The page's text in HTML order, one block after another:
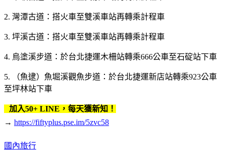
2. 灣潭古道：搭火車至雙溪車站再轉乘計程車
3. 坪溪古道：搭火車至雙溪車站再轉乘計程車
4. 烏塗溪步道：於台北捷運木柵站轉乘666公車至石碇站下車
5. （魚逮）魚堀溪觀魚步道：於台北捷運新店站轉乘923公車
至坪林站下車
加入50+ LINE，每天獲新知！
→ https://fiftyplus.pse.im/5zvc58
國內旅行